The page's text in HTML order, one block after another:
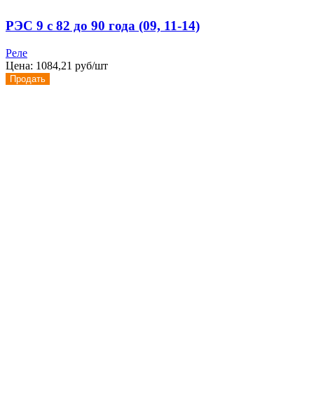
РЭС 9 с 82 до 90 года (09, 11-14)
Реле
Цена: 1084,21 руб/шт
Продать